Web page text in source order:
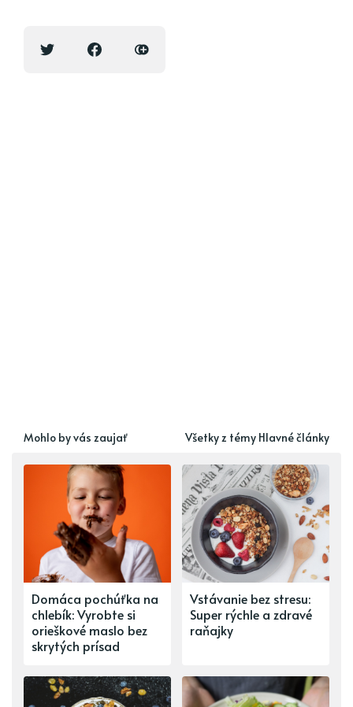
Mohlo by vás zaujať Všetky z témy Hlavné články
Domáca pochúťka na
chlebík: Vyrobte si
orieškové maslo bez
skrytých prísad
Vstávanie bez stresu:
Super rýchle a zdravé
raňajky